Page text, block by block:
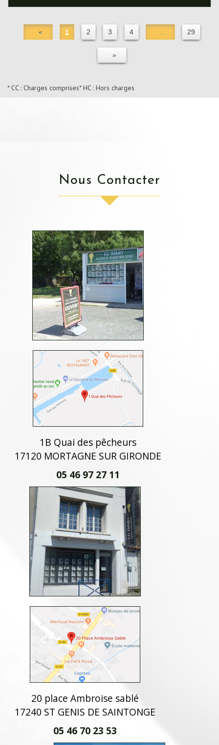
« 1 2 3 4 29
»
* CC : Charges comprises* HC : Hors charges
Nous Contacter
1B Quai des pêcheurs
17120 MORTAGNE SUR GIRONDE
05 46 97 27 11
20 place Ambroise sablé
17240 ST GENIS DE SAINTONGE
05 46 70 23 53